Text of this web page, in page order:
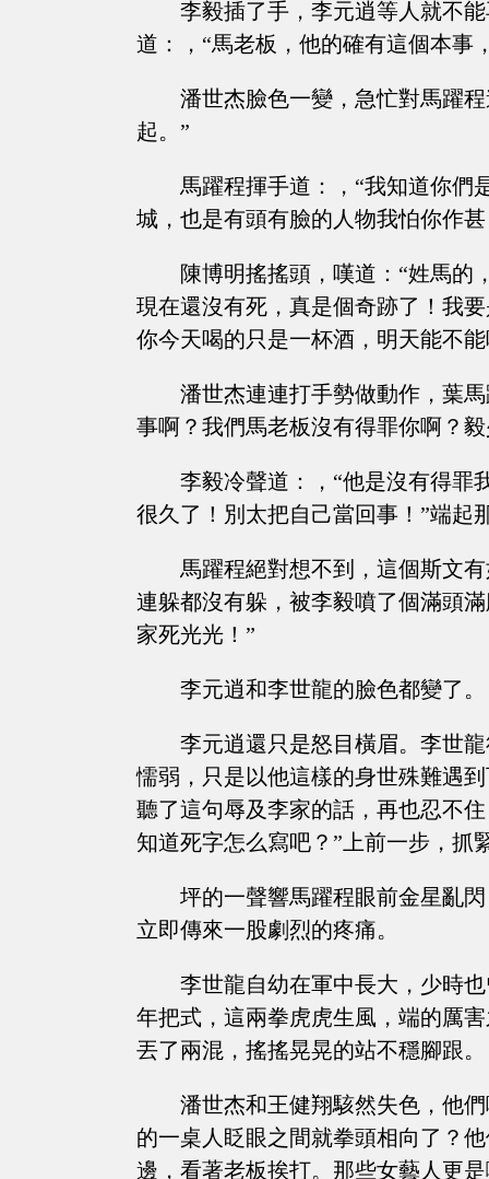
李毅插了手，李元逍等人就不
道：，“馬老板，他的確有這個本事
潘世杰臉色一變，急忙對馬躍
起。”
馬躍程揮手道：，“我知道你們
城，也是有頭有臉的人物我怕你作甚
陳博明搖搖頭，嘆道：“姓馬的
現在還沒有死，真是個奇跡了！我
你今天喝的只是一杯酒，明天能不
潘世杰連連打手勢做動作，葉
事啊？我們馬老板沒有得罪你啊？
李毅冷聲道：，“他是沒有得罪
很久了！別太把自己當回事！”端起
馬躍程絕對想不到，這個斯文
連躲都沒有躲，被李毅噴了個滿頭
家死光光！”
李元逍和李世龍的臉色都變了。
李元逍還只是怒目橫眉。李世
懦弱，只是以他這樣的身世殊難遇
聽了這句辱及李家的話，再也忍不
知道死字怎么寫吧？”上前一步，抓
坪的一聲響馬躍程眼前金星亂
立即傳來一股劇烈的疼痛。
李世龍自幼在軍中長大，少時
年把式，這兩拳虎虎生風，端的厲
丟了兩混，搖搖晃晃的站不穩腳跟。
潘世杰和王健翔駭然失色，他
的一桌人眨眼之間就拳頭相向了？
邊，看著老板挨打。那些女藝人更